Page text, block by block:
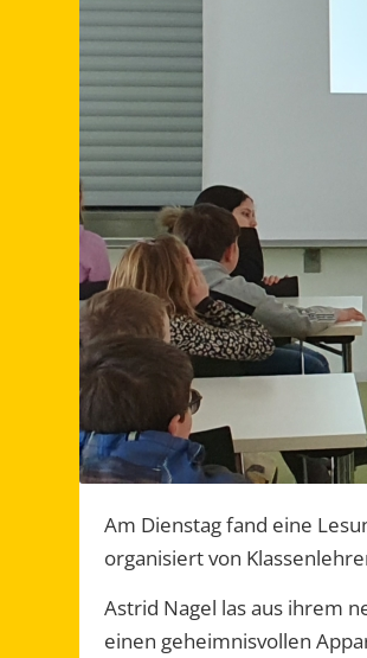
Am Dienstag fand eine
organisiert von
Astrid Nagel las aus ihrem
einen geheimnisvollen